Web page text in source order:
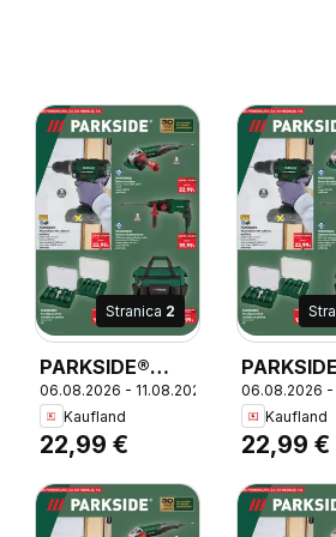
Stranica 2
PARKSIDE®
Kutna brusilica,
brzina vrtnje
3000-12000
min-1, snaga
1200 W,
06.08.2026 - 11.08.2026
Kaufland
22,99 €
Kutna
brzina
3000-
min-1,
1200 W,
06.08.2026 -
Kaufland
22,99 €